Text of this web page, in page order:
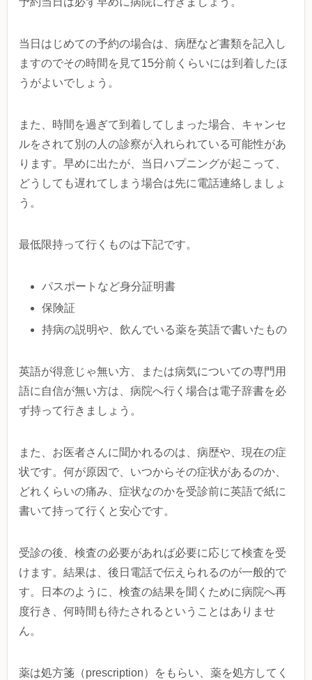
当日はじめての予約の場合は、病歴など書類を記入し
ますのでその時間を見て15分前くらいには到着したほ
うがよいでしょう。
また、時間を過ぎて到着してしまった場合、キャンセ
ルをされて別の人の診察が入れられている可能性があ
ります。早めに出たが、当日ハプニングが起こって、
どうしても遅れてしまう場合は先に電話連絡しましょ
う。
最低限持って行くものは下記です。
パスポートなど身分証明書
保険証
持病の説明や、飲んでいる薬を英語で書いたもの
英語が得意じゃ無い方、または病気についての専門用
語に自信が無い方は、病院へ行く場合は電子辞書を必
ず持って行きましょう。
また、お医者さんに聞かれるのは、病歴や、現在の症
状です。何が原因で、いつからその症状があるのか、
どれくらいの痛み、症状なのかを受診前に英語で紙に
書いて持って行くと安心です。
受診の後、検査の必要があれば必要に応じて検査を受
けます。結果は、後日電話で伝えられるのが一般的で
す。日本のように、検査の結果を聞くために病院へ再
度行き、何時間も待たされるということはありませ
ん。
薬は処方箋（prescription）をもらい、薬を処方してく